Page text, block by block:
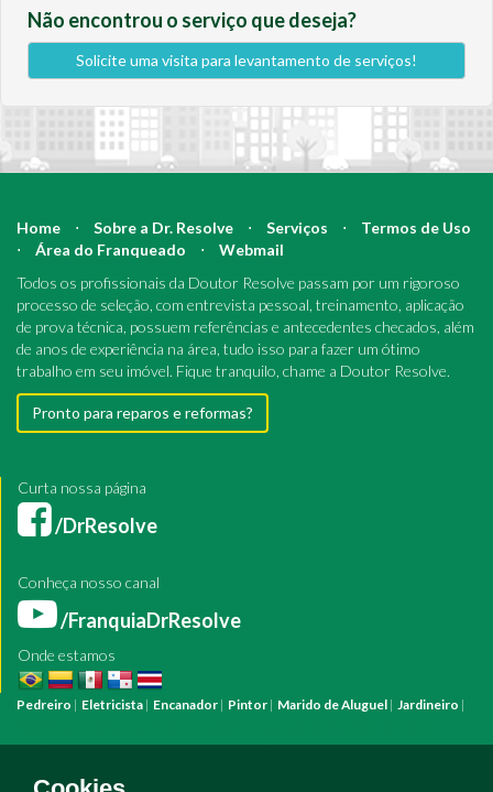
Não encontrou o serviço que deseja?
Solicite uma visita para levantamento de serviços!
Home ⋅ Sobre a Dr. Resolve ⋅ Serviços ⋅
Termos de Uso
⋅
Área do Franqueado ⋅
Webmail
Todos os profissionais da Doutor Resolve passam por um rigoroso
processo de seleção, com entrevista pessoal, treinamento, aplicação
de prova técnica, possuem referências e antecedentes checados, além
de anos de experiência na área, tudo isso para fazer um ótimo
trabalho em seu imóvel. Fique tranquilo, chame a Doutor Resolve.
Pronto para reparos e reformas?
Curta nossa página
/DrResolve
Conheça nosso canal
/FranquiaDrResolve
Onde estamos
Pedreiro | Eletricista | Encanador | Pintor | Marido de Aluguel | Jardineiro |
Bombeiro HidráulicoManutenção PredialManutenção Residencial